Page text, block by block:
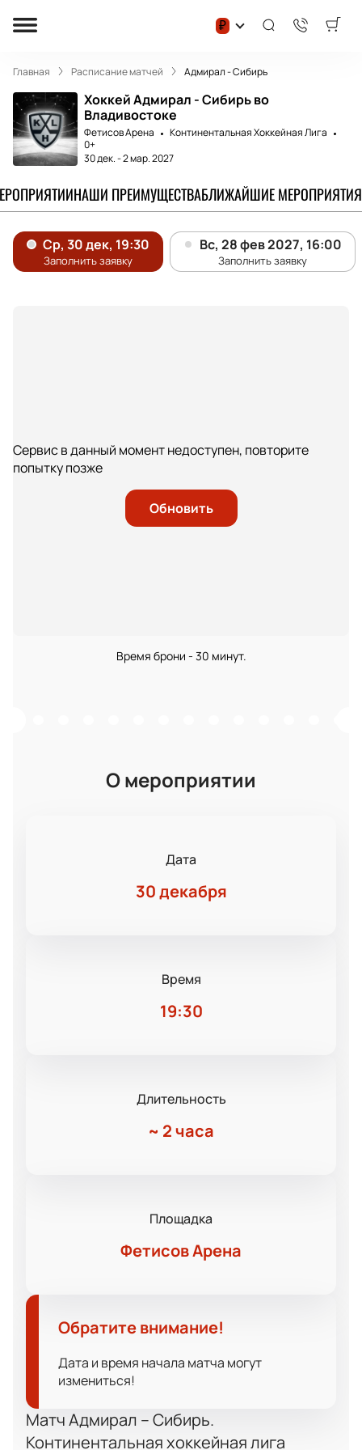
₽
Главная Расписание матчей Адмирал - Сибирь
Хоккей Адмирал - Сибирь во
Владивостоке
Фетисов Арена
Континентальная Хоккейная Лига
0+
30 дек.-2 мар. 2027
НАШИ ПРЕИМУЩЕСТВАБЛИЖАЙШИЕ МЕРОПРИЯТИЯ
Сервис в данный момент недоступен, повторите
попытку позже
Обновить
Время брони - 30 минут.
О мероприятии
Дата
30 декабря
Время
19:30
Длительность
~ 2 часа
Площадка
Фетисов Арена
Обратите внимание!
Дата и время начала матча могут
измениться!
Матч Адмирал – Сибирь.
Континентальная хоккейная лига